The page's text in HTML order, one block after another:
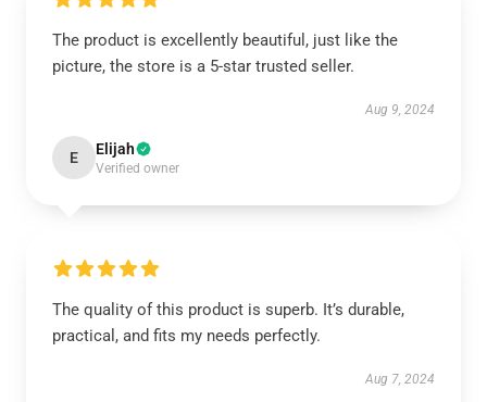
The product is excellently beautiful, just like the
picture, the store is a 5-star trusted seller.
Aug 9, 2024
E Elijah
Verified owner
The quality of this product is superb. It’s durable,
practical, and fits my needs perfectly.
Aug 7, 2024